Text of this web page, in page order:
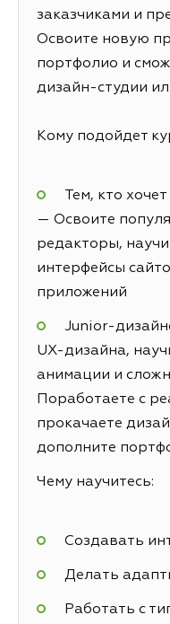
заказчиками и
Освоите новую
портфолио и
дизайн-студии
Кому подойдет
Тем, кто
— Освоите
редакторы,
интерфейсы
приложений
Junior-
UX-дизайна,
анимации и
Поработаете с
прокачаете
дополните
Чему научитесь:
Создавать
Делать
Работать с